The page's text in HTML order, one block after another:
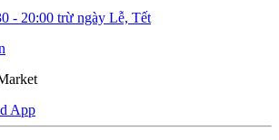
- 20:00 trừ ngày Lễ, Tết